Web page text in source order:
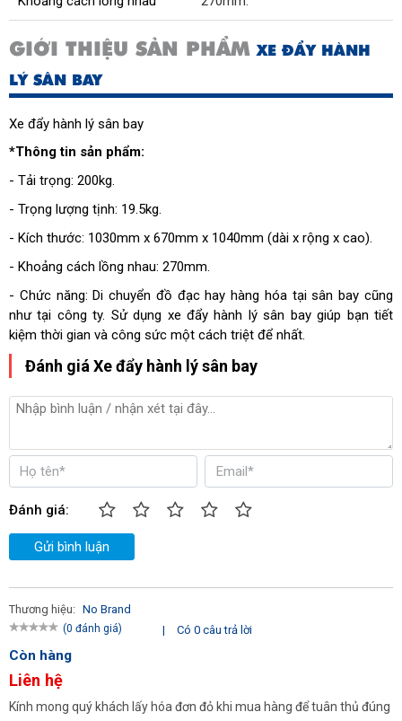
GIỚI THIỆU SẢN PHẨMXE ĐẨY HÀNH
LÝ SÂN BAY
Xe đẩy hành lý sân bay
*Thông tin sản phẩm:
- Tải trọng: 200kg.
- Trọng lượng tịnh: 19.5kg.
- Kích thước: 1030mm x 670mm x 1040mm (dài x rộng x cao).
- Khoảng cách lồng nhau: 270mm.
- Chức năng: Di chuyển đồ đạc hay hàng hóa tại sân bay cũng
như tại công ty. Sử dụng xe đẩy hành lý sân bay giúp bạn tiết
kiệm thời gian và công sức một cách triệt để nhất.
Đánh giá Xe đẩy hành lý sân bay
Đánh giá:
Gửi bình luận
Thương hiệu: No Brand
(0 đánh giá) | Có 0 câu trả lời
Còn hàng
Liên hệ
Kính mong quý khách lấy hóa đơn đỏ khi mua hàng để tuân thủ đúng